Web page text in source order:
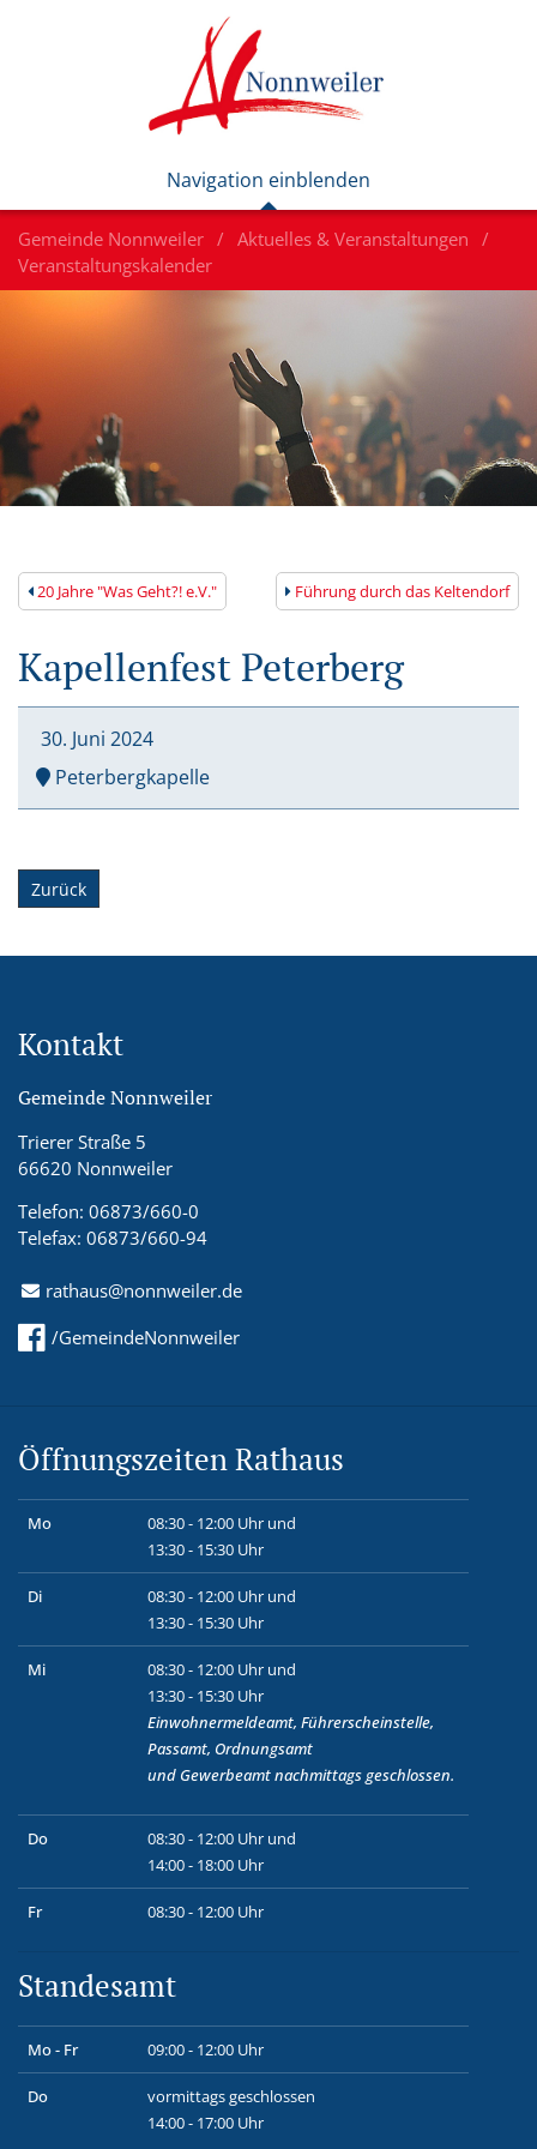
Gemeinde Nonnweiler
Aktuelles & Veranstaltungen
Veranstaltungskalender
20 Jahre "Was Geht?! e.V." Führung durch das Keltendorf
Kapellenfest Peterberg
30. Juni 2024
Peterbergkapelle
Zurück
Kontakt
Gemeinde Nonnweiler
Trierer Straße 5
66620 Nonnweiler
Telefon: 06873/660-0
Telefax: 06873/660-94
rathaus@nonnweiler.de
/GemeindeNonnweiler
Öffnungszeiten Rathaus
Mo
08:30 - 12:00 Uhr und
13:30 - 15:30 Uhr
Di
08:30 - 12:00 Uhr und
13:30 - 15:30 Uhr
Mi
08:30 - 12:00 Uhr und
13:30 - 15:30 Uhr
Einwohnermeldeamt, Führerscheinstelle,
Passamt, Ordnungsamt
und Gewerbeamtnachmittags geschlossen.
Do
08:30 - 12:00 Uhr und
14:00 - 18:00 Uhr
Fr 08:30 - 12:00 Uhr
Standesamt
Mo - Fr 09:00 - 12:00 Uhr
Do
vormittags geschlossen
14:00 - 17:00 Uhr